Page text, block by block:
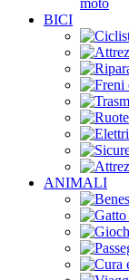
moto
BICI
ANIMALI